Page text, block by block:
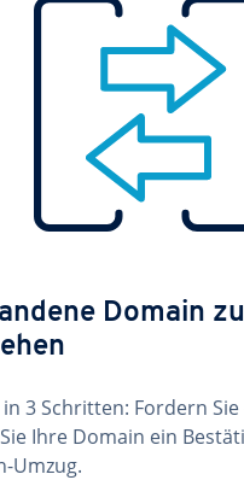
Domain
3 Schritten: Fordern
Ihre Domain ein
Umzug.